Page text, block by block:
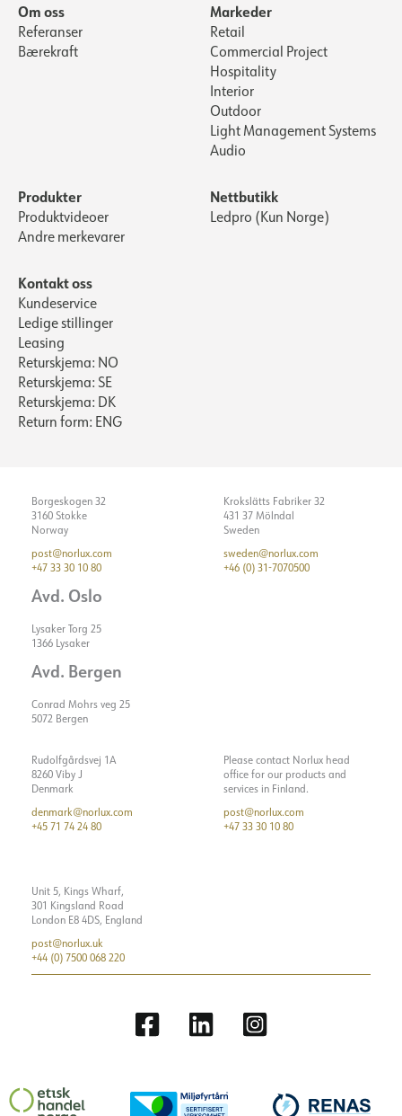
Om oss
Referanser
Bærekraft
Markeder
Retail
Commercial Project
Hospitality
Interior
Outdoor
Light Management Systems
Audio
Produkter
Produktvideoer
Andre merkevarer
Nettbutikk
Ledpro (Kun Norge)
Kontakt oss
Kundeservice
Ledige stillinger
Leasing
Returskjema: NO
Returskjema: SE
Returskjema: DK
Return form: ENG
Borgeskogen 32
3160 Stokke
Norway
post@norlux.com
+47 33 30 10 80
Avd. Oslo
Lysaker Torg 25
1366 Lysaker
Avd. Bergen
Conrad Mohrs veg 25
5072 Bergen
Krokslätts Fabriker 32
431 37 Mölndal
Sweden
sweden@norlux.com
+46 (0) 31-7070500
Rudolfgårdsvej 1A
8260 Viby J
Denmark
denmark@norlux.com
+45 71 74 24 80
Please contact Norlux head
office for our products and
services in Finland.
post@norlux.com
+47 33 30 10 80
Unit 5, Kings Wharf,
301 Kingsland Road
London E8 4DS, England
post@norlux.uk
+44 (0) 7500 068 220